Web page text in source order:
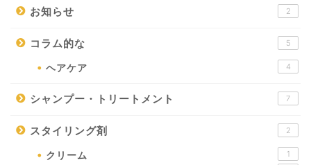
お知らせ 2
コラム的な 5
ヘアケア 4
シャンプー・トリートメント 7
スタイリング剤 2
クリーム 1